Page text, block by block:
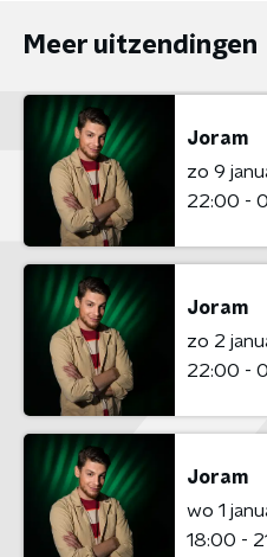
Meer uitzendingen
Joram
zo 9
22:00 -
Joram
zo 2
22:00 -
Joram
wo 1
18:00 -